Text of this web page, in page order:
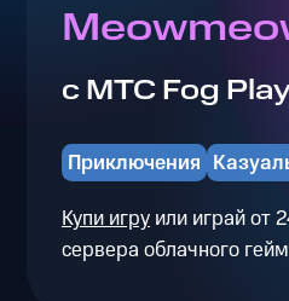
с МТС Fog
Приключения
Купи игруили играй от
сервера облачного